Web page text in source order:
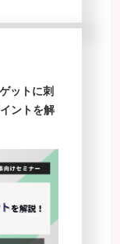
ットに刺
ントを解